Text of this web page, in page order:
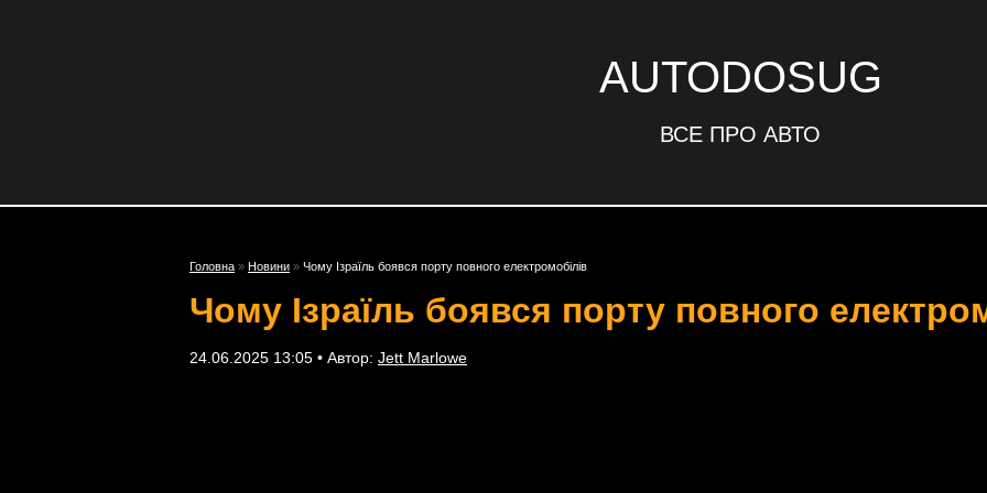
AUTODOSUG
ВСЕ ПРО АВТО
Головна » Новини » Чому Ізраїль боявся порту повного електромобілів
Чому Ізраїль боявся порту повного
24.06.2025 13:05 • Автор: Jett Marlowe